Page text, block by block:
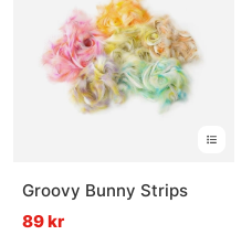
Groovy Bunny Strips
89 kr